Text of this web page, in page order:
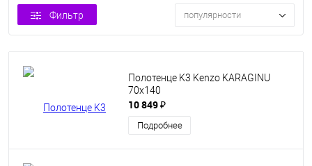
Фильтр популярности
Полотенце K3 Kenzo KARAGINU
70x140
10 849 ₽
Подробнее